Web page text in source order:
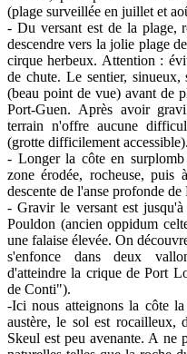
(plage surveillée en juillet et
- Du versant est de la plage,
descendre vers la jolie plage
cirque herbeux. Attention :
de chute. Le sentier,
(beau point de vue) avant de
Port-Guen. Après avoir
terrain n'offre aucune
(grotte difficilement accessible).
- Longer la côte en
zone érodée, rocheuse, puis
descente de l'anse profonde
- Gravir le versant est
Pouldon (ancien oppidum
une falaise élevée. On
s'enfonce dans deux
d'atteindre la crique de Port
de Conti").
-Ici nous atteignons la côte
austère, le sol est rocailleux,
Skeul est peu avenante. A ne